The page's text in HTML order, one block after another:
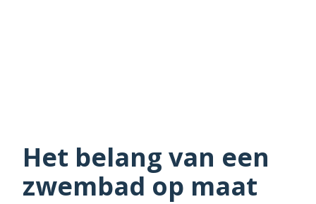
Het belang van een
zwembad op maat